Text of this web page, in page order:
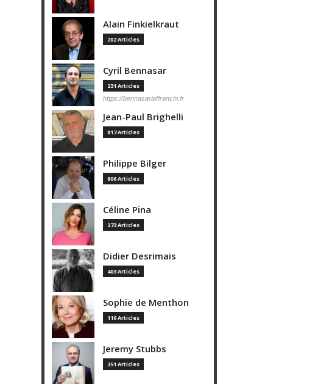
Alain Finkielkraut
202 Articles
Cyril Bennasar
231 Articles
https://bennasarlaffranchi.fr
Jean-Paul Brighelli
817 Articles
Philippe Bilger
806 Articles
Céline Pina
273 Articles
Didier Desrimais
403 Articles
Sophie de Menthon
116 Articles
Jeremy Stubbs
351 Articles